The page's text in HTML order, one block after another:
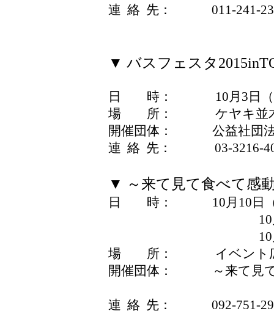
連 絡 先： 011-241-
▼ バスフェスタ
日 時： 10月3日（土
場 所： ケヤキ並
開催団体： 公益社団法
連 絡 先： 03-3216-
▼ ～来て見て食べて
日 時： 10月10日（土
10月11日（日
10月12日（月
場 所： イベント広
開催団体： ～来て見て
連 絡 先： 092-751-